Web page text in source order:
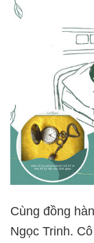
Cùng đồng
Ngọc Trinh.